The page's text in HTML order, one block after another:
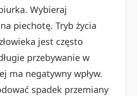
Wybieraj
piechotę. Tryb życia
jest często
przebywanie w
ma negatywny wpływ.
spadek przemiany